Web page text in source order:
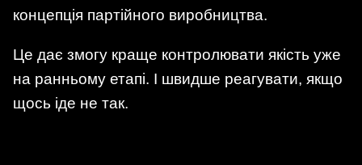
концепція партійного виробництва.
Це дає змогу краще контролювати якість уже
на ранньому етапі. І швидше реагувати, якщо
щось іде не так.